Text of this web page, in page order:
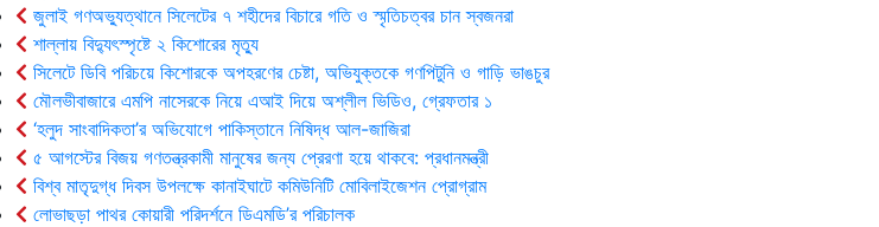
জুলাই গণঅভ্যুত্থানে সিলেটের ৭ শহীদের বিচারে গতি ও স্মৃতিচত্বর চান স্বজনরা
শাল্লায় বিদ্যুৎস্পৃষ্টে ২ কিশোরের মৃত্যু
সিলেটে ডিবি পরিচয়ে কিশোরকে অপহরণের চেষ্টা, অভিযুক্তকে গণপিটুনি ও গাড়ি ভাঙচুর
মৌলভীবাজারে এমপি নাসেরকে নিয়ে এআই দিয়ে অশ্লীল ভিডিও, গ্রেফতার ১
‘হলুদ সাংবাদিকতা’র অভিযোগে পাকিস্তানে নিষিদ্ধ আল-জাজিরা
৫ আগস্টের বিজয় গণতন্ত্রকামী মানুষের জন্য প্রেরণা হয়ে থাকবে: প্রধানমন্ত্রী
বিশ্ব মাতৃদুগ্ধ দিবস উপলক্ষে কানাইঘাটে কমিউনিটি মোবিলাইজেশন প্রোগ্রাম
লোভাছড়া পাথর কোয়ারী পরিদর্শনে ডিএমডি’র পরিচালক